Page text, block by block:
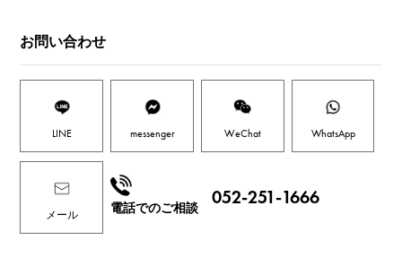
お問い合わせ
LINE messenger WeChat WhatsApp
メール 電話でのご相談
052-251-1666